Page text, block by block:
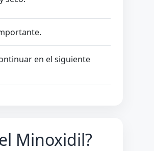
en el siguiente
Minoxidil?